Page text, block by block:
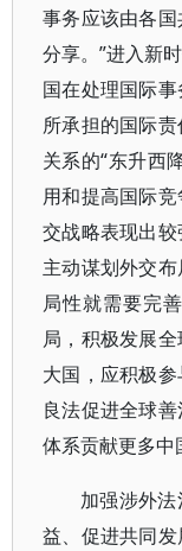
事务应该由各
分享。”进入新
国在处理国际
所承担的国际
关系的“东升西
用和提高国际
交战略表现出
主动谋划外交
局性就需要完
局，积极发展
大国，应积极
良法促进全球
体系贡献更多中
加强涉外
益、促进共同